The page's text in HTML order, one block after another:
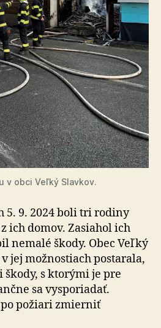
v obci Veľký Slavkov.
5. 9. 2024 boli tri rodiny
ich domov. Zasiahol ich
nemalé škody. Obec Veľký
jej mož­nos­tiach postarala,
škody, s ktorými je pre
sa vysporiadať.
požiari zmierniť